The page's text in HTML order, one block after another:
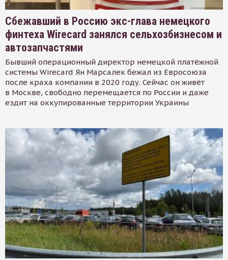
Сбежавший в Россию экс-глава немецкого
финтеха Wirecard занялся сельхозбизнесом и
автозапчастями
Бывший операционный директор немецкой платёжной
системы Wirecard Ян Марсалек бежал из Евросоюза
после краха компании в 2020 году. Сейчас он живёт
в Москве, свободно перемещается по России и даже
ездит на оккупированные территории Украины